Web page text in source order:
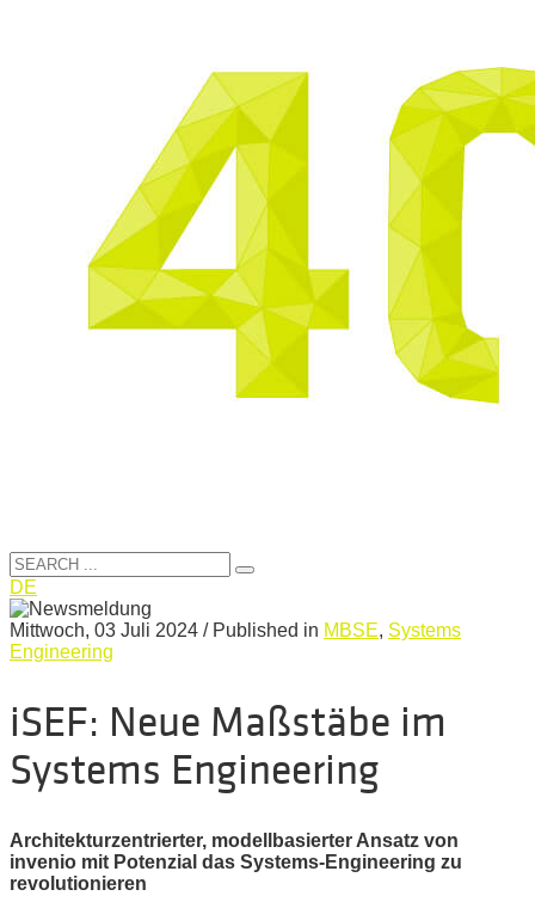
DE
Mittwoch, 03 Juli 2024 / Published in MBSE, Systems
Engineering
iSEF: Neue Maßstäbe im
Systems Engineering
Architekturzentrierter, modellbasierter Ansatz von
invenio mit Potenzial das Systems-Engineering zu
revolutionieren